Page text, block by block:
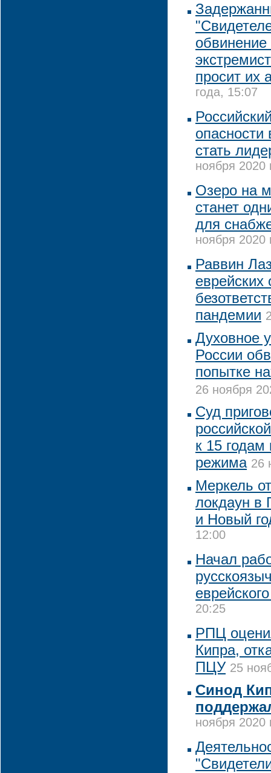
обвинение
просит их
года, 15:07
стать
ноября 2020
Озеро на
станет
для
ноября 2020
Раввин
пандемии
Духовное
России
попытке
26 ноября
Суд
к 15 годам
режима 26
Меркель
локдаун в
и Новый
12:00
Начал
20:25
РПЦ
Кипра,
ПЦУ 25
Синод
ноября 2020